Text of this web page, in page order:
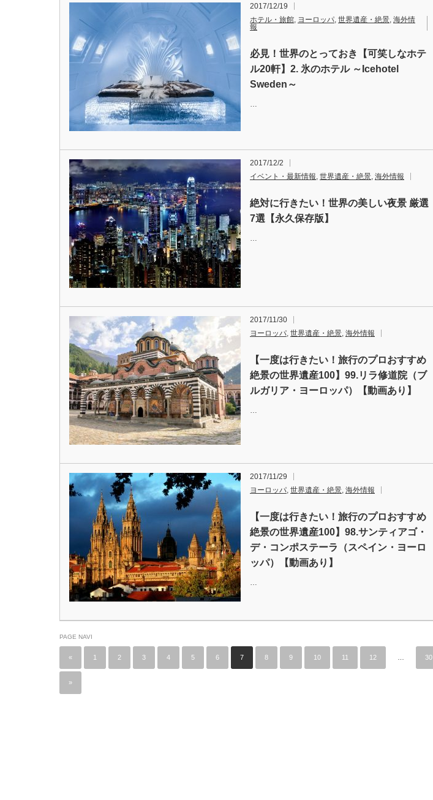
2017/12/19
ホテル・旅館, ヨーロッパ, 世界遺産・絶景, 海外情
報
必見！世界のとっておき【可笑しなホテ
ル20軒】2. 氷のホテル ～Icehotel
Sweden～
…
2017/12/2
イベント・最新情報, 世界遺産・絶景, 海外情報
絶対に行きたい！世界の美しい夜景 厳選
7選【永久保存版】
…
2017/11/30
ヨーロッパ, 世界遺産・絶景, 海外情報
【一度は行きたい！旅行のプロおすすめ
絶景の世界遺産100】99.リラ修道院（ブ
ルガリア・ヨーロッパ）【動画あり】
…
2017/11/29
ヨーロッパ, 世界遺産・絶景, 海外情報
【一度は行きたい！旅行のプロおすすめ
絶景の世界遺産100】98.サンティアゴ・
デ・コンポステーラ（スペイン・ヨーロ
ッパ）【動画あり】
…
PAGE NAVI
« 1 2 3 4 5 6 7 8 9 10 11 12 30
»